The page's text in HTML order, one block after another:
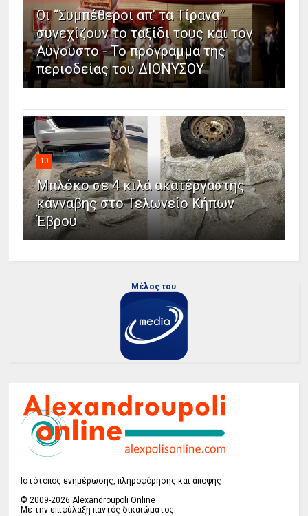
Οι “Συμπέθεροι απ’ τα Τίρανα”
συνεχίζουν το ταξίδι τους και τον
Αύγουστο - Το πρόγραμμα της
περιοδείας του ΔΙΟΝΥΣΟΥ
10
Μπλόκο σε 4 κιλά ακατέργαστης
κάνναβης στο Τελωνείο Κήπων
Έβρου
Μέλος του
Ιστότοπος ενημέρωσης, πληροφόρησης και άποψης
© 2009-2026 Alexandroupoli Online
Με την επιφύλαξη παντός δικαιώματος.